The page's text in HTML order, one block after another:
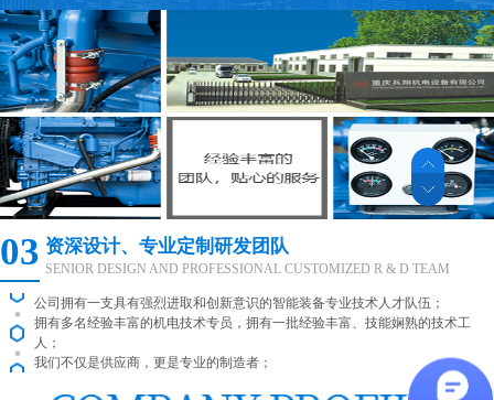
03 资深设计、专业定制研发团队
SENIOR DESIGN AND PROFESSIONAL CUSTOMIZED R & D TEAM
公司拥有一支具有强烈进取和创新意识的智能装备专业技术人才队伍；
拥有多名经验丰富的机电技术专员，拥有一批经验丰富、技能娴熟的技术工
人；
我们不仅是供应商，更是专业的制造者；